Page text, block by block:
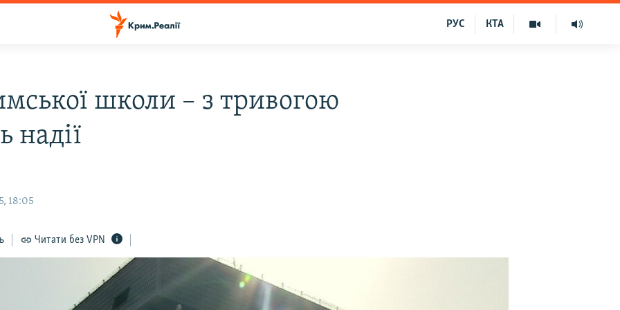
КТА
РУС
школи – з тривогою
надії
18:05
Читати без VPN